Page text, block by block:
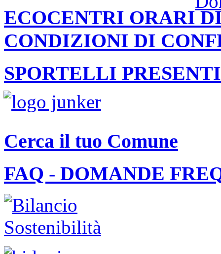
ECOCENTRI ORARI
CONDIZIONI DI
SPORTELLI
Cerca il tuo Comune
FAQ - DOMANDE